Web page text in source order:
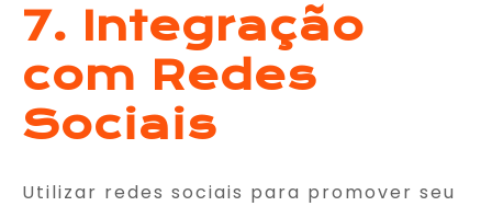
7. Integração
com Redes
Sociais
Utilizar redes sociais para promover seu